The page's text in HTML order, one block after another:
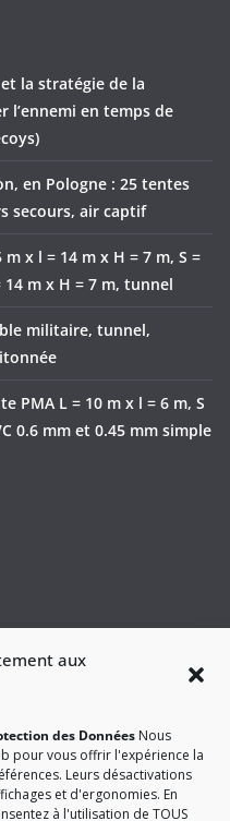
aux
des Données Nous
pour vous offrir l'expérience la
Leurs désactivations
et d'ergonomies. En
à l'utilisation de TOUS
la stratégie de la
en temps de
en Pologne : 25 tentes
secours, air captif
x l = 14 m x H = 7 m, S =
m x H = 7 m, tunnel
militaire, tunnel,
PMA L = 10 m x l = 6 m, S
0.6 mm et 0.45 mm simple
FR8744215677 - CNIL: